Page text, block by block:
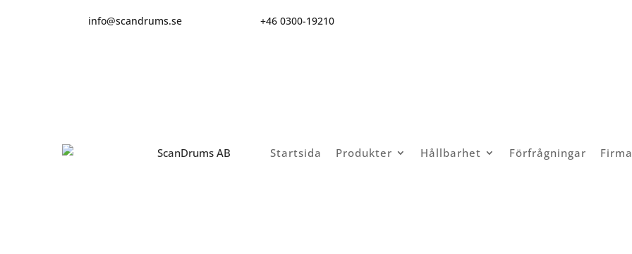
info@scandrums.se +46 0300-19210
Startsida Produkter Hållbarhet Förfrågningar